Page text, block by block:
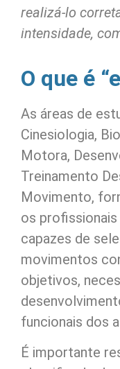
realizá-lo
intensidade,
O que é
As áreas de
Cinesiologia,
Motora,
Treinamento
Movimento,
os
capazes de
movimentos
objetivos,
funcionais dos
É importante